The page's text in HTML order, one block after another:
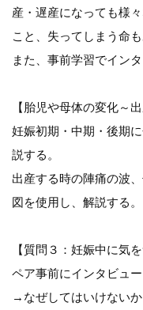
産・遅産になっても様
こと、失ってしまう命
また、事前学習でイン
【胎児や母体の変化～
妊娠初期・中期・後期
説する。
出産する時の陣痛の波
図を使用し、解説する。
【質問３：妊娠中に気
ペア事前にインタビュ
→なぜしてはいけない